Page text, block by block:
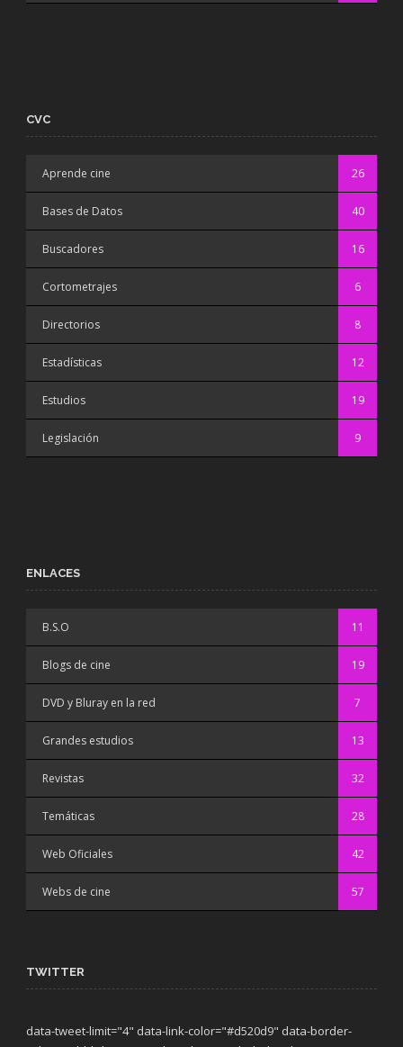
CVC
Aprende cine 26
Bases de Datos 40
Buscadores 16
Cortometrajes 6
Directorios 8
Estadísticas 12
Estudios 19
Legislación 9
ENLACES
B.S.O 11
Blogs de cine 19
DVD y Bluray en la red 7
Grandes estudios 13
Revistas 32
Temáticas 28
Web Oficiales 42
Webs de cine 57
TWITTER
data-tweet-limit="4" data-link-color="#d520d9" data-border-